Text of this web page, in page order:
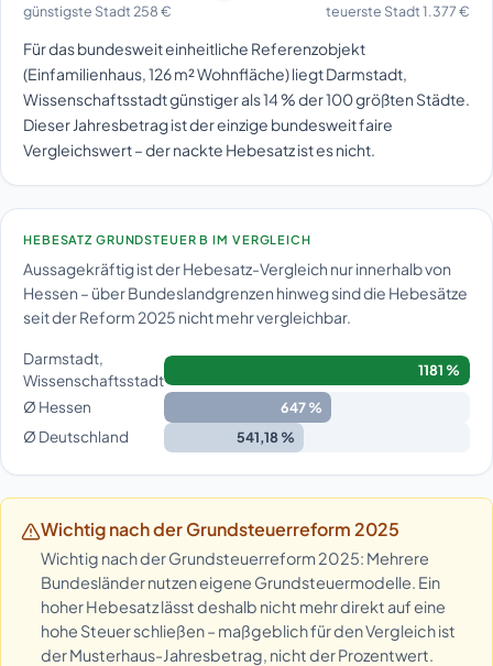
günstigste Stadt 258 € teuerste Stadt 1.377 €
Für das bundesweit einheitliche Referenzobjekt
(Einfamilienhaus, 126 m² Wohnfläche) liegt Darmstadt,
Wissenschaftsstadt günstiger als 14 % der 100 größten Städte.
Dieser Jahresbetrag ist der einzige bundesweit faire
Vergleichswert – der nackte Hebesatz ist es nicht.
HEBESATZ GRUNDSTEUER B IM VERGLEICH
Aussagekräftig ist der Hebesatz-Vergleich nur innerhalb von
Hessen – über Bundeslandgrenzen hinweg sind die Hebesätze
seit der Reform 2025 nicht mehr vergleichbar.
Darmstadt,
Wissenschaftsstadt
1181 %
Ø Hessen 647 %
Ø Deutschland 541,18 %
Wichtig nach der Grundsteuerreform 2025
Wichtig nach der Grundsteuerreform 2025: Mehrere
Bundesländer nutzen eigene Grundsteuermodelle. Ein
hoher Hebesatz lässt deshalb nicht mehr direkt auf eine
hohe Steuer schließen – maßgeblich für den Vergleich ist
der Musterhaus-Jahresbetrag, nicht der Prozentwert.